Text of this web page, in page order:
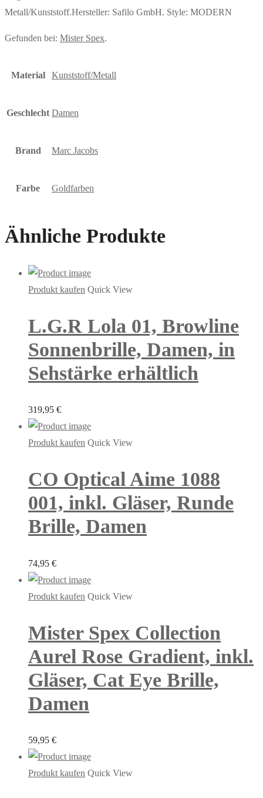
Metall/Kunststoff.Hersteller: Safilo GmbH. Style: MODERN
Gefunden bei: Mister Spex.
Material Kunststoff/Metall
Geschlecht Damen
Brand Marc Jacobs
Farbe Goldfarben
Ähnliche Produkte
Produkt kaufen Quick View
L.G.R Lola 01, Browline
Sonnenbrille, Damen, in
Sehstärke erhältlich
319,95 €
Produkt kaufen Quick View
CO Optical Aime 1088
001, inkl. Gläser, Runde
Brille, Damen
74,95 €
Produkt kaufen Quick View
Mister Spex Collection
Aurel Rose Gradient, inkl.
Gläser, Cat Eye Brille,
Damen
59,95 €
Produkt kaufen Quick View